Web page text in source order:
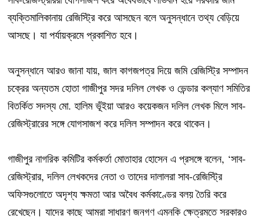
ব্যক্তিমালিকানায় রেজিস্ট্রি করে আসছেন বলে অনুসন্ধানে তথ্য বেড়িয়ে
আসছে। যা পর্যায়ক্রমে প্রকাশিত হবে।
অনুসন্ধানে আরও জানা যায়, জাল কাগজপত্র দিয়ে জমি রেজিস্ট্রি সম্পাদন
চক্রের অন্যতম হোতা গাজীপুর সদর দলিল লেখক ও ভেন্ডার কল্যাণ সমিতির
বিতর্কিত সদস্য মো. হালিম ভূঁইয়া আরও কয়েকজন দলিল লেখক মিলে সাব-
রেজিস্ট্রারের সঙ্গে যোগসাজশ করে দলিল সম্পাদন করে থাকেন।
গাজীপুর নাগরিক কমিটির কর্মকর্তা মোতাহার হোসেন এ প্রসঙ্গে বলেন, ‘সাব-
রেজিস্ট্রার, দলিল লেখকদের নেতা ও তাদের দালালরা সাব-রেজিস্ট্রি
অফিসগুলোতে অদৃশ্য ক্ষমতা আর অবৈধ কর্মকাণ্ডের বলয় তৈরি করে
রেখেছেন। যাদের কাছে আমরা সাধারণ জনগণ এমনকি ক্ষেত্রমতে সরকারও